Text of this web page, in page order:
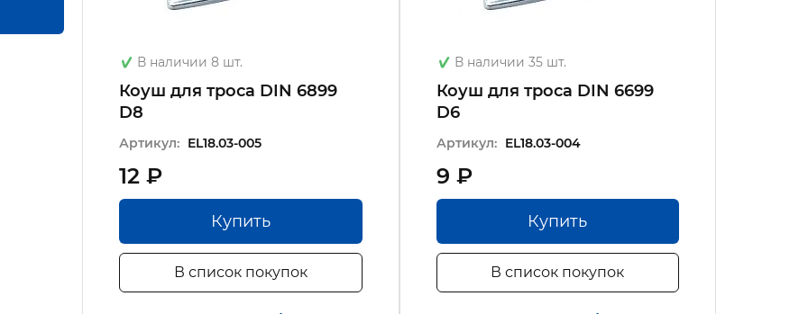
В наличии 8 шт.
Коуш для троса DIN 6899
D8
Артикул: EL18.03-005
12 ₽
Купить
В список покупок
В наличии 35 шт.
Коуш для троса DIN 6699
D6
Артикул: EL18.03-004
9 ₽
Купить
В список покупок